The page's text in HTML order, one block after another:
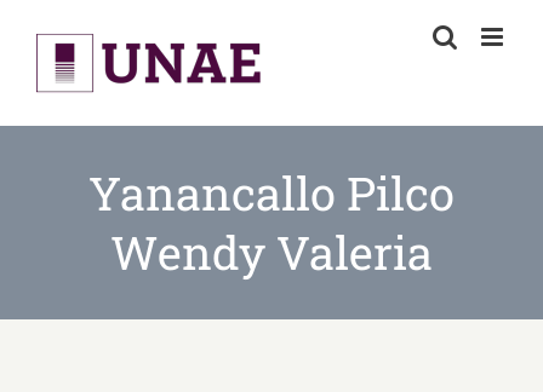
content
Yanancallo Pilco
Wendy Valeria